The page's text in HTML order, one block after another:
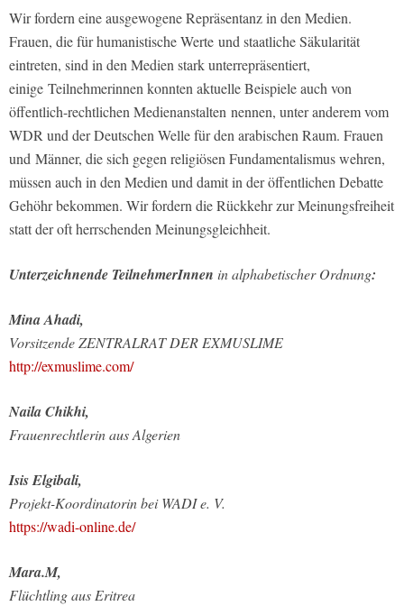
Wir fordern eine ausgewogene Repräsentanz in den Medien.
Frauen, die für humanistische Werte und staatliche Säkularität
eintreten, sind in den Medien stark unterrepräsentiert,
einige Teilnehmerinnen konnten aktuelle Beispiele auch von
öffentlich-rechtlichen Medienanstalten nennen, unter anderem vom
WDR und der Deutschen Welle für den arabischen Raum. Frauen
und Männer, die sich gegen religiösen Fundamentalismus wehren,
müssen auch in den Medien und damit in der öffentlichen Debatte
Gehöhr bekommen. Wir fordern die Rückkehr zur Meinungsfreiheit
statt der oft herrschenden Meinungsgleichheit.
Unterzeichnende TeilnehmerInnen in alphabetischer Ordnung:
Mina Ahadi,
Vorsitzende ZENTRALRAT DER EXMUSLIME
http://exmuslime.com/
Naila Chikhi,
Frauenrechtlerin aus Algerien
Isis Elgibali,
Projekt-Koordinatorin bei WADI e. V.
https://wadi-online.de/
Mara.M,
Flüchtling aus Eritrea